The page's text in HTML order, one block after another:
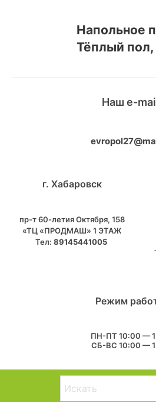
Напольное
Тёплый
Наш e-
г. Хабаровск
пр-т 60-летия Октября, 158
«ТЦ «ПРОДМАШ» 1 ЭТАЖ
Тел: 89145441005
Режим
ПН-ПТ 10:00 —
СБ-ВС 10:00 —